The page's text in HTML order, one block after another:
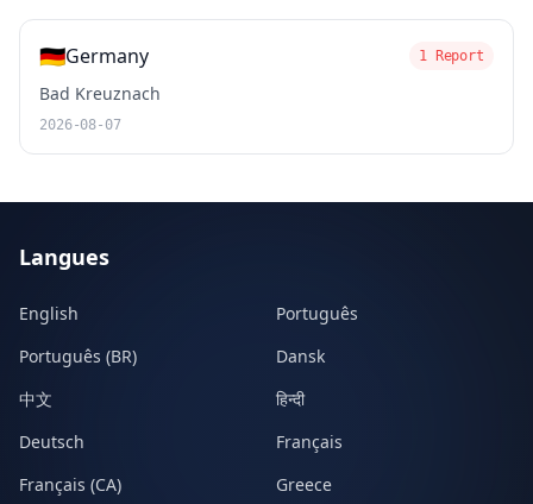
🇩🇪Germany 1 Report
Bad Kreuznach
2026-08-07
Langues
English
Português
Português (BR)
Dansk
中文
हिन्दी
Deutsch
Français
Français (CA)
Greece